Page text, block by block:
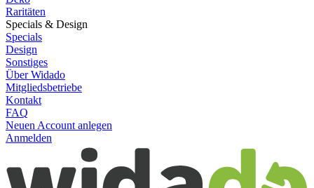
Raritäten
Specials & Design
Specials
Design
Sonstiges
Über Widado
Mitgliedsbetriebe
Kontakt
FAQ
Neuen Account anlegen
Anmelden